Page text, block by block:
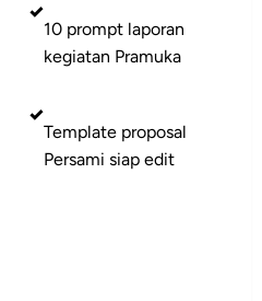
✓
10 prompt laporan
kegiatan Pramuka
✓
Template proposal
Persami siap edit